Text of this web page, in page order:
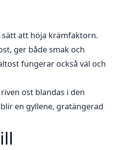
sätt att höja krämfaktorn.
ger både smak och
fungerar också väl och
ost blandas i den
en gyllene, gratängerad